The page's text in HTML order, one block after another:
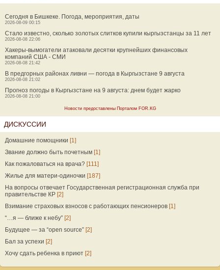
Сегодня в Бишкеке. Погода, мероприятия, даты
2026-08-09 00:15
Стало известно, сколько золотых слитков купили кыргызстанцы за 11 лет
2026-08-08 22:06
Хакеры-вымогатели атаковали десятки крупнейших финансовых
компаний США - СМИ
2026-08-08 21:42
В предгорных районах ливни — погода в Кыргызстане 9 августа
2026-08-08 21:02
Прогноз погоды в Кыргызстане на 9 августа: днем будет жарко
2026-08-08 21:00
Новости предоставлены Порталом FOR.KG
ДИСКУССИИ
Домашние помощники [1]
Звание должно быть почетным [1]
Как пожаловаться на врача? [111]
Жилье для матери-одиночки [187]
На вопросы отвечает Государственная регистрационная служба при
правительстве КР [2]
Взимание страховых взносов с работающих пенсионеров [1]
“…я — ближе к небу” [2]
Будущее — за “open source” [2]
Бал за успехи [2]
Хочу сдать ребенка в приют [2]